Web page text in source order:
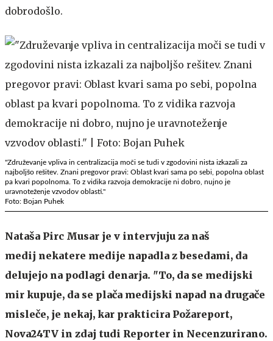
dobrodošlo.
"Združevanje vpliva in centralizacija moči se tudi v zgodovini nista izkazali za
najboljšo rešitev. Znani pregovor pravi: Oblast kvari sama po sebi, popolna oblast
pa kvari popolnoma. To z vidika razvoja demokracije ni dobro, nujno je
uravnoteženje vzvodov oblasti."
Foto: Bojan Puhek
Nataša Pirc Musar je v intervjuju za naš
medij nekatere medije napadla z besedami, da
delujejo na podlagi denarja. "To, da se medijski
mir kupuje, da se plača medijski napad na drugače
misleče, je nekaj, kar prakticira Požareport,
Nova24TV in zdaj tudi Reporter in Necenzurirano.